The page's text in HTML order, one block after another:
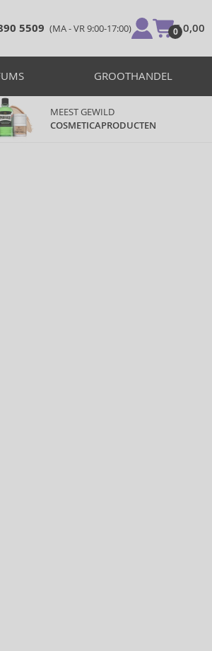
5509 (MA - VR 9:00-17:00) 0
€ 0,00
GROOTHANDEL
MEEST GEWILD
COSMETICAPRODUCTEN